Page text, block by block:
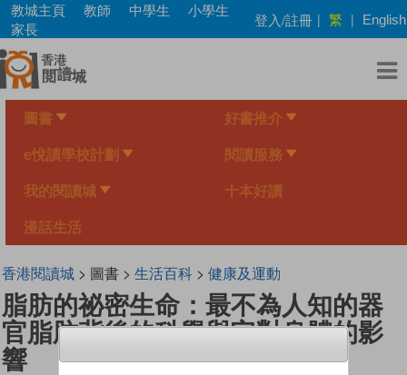
Skip
main
content
教城主頁 教師 中學生
小學生
家長
登入/註冊 | 繁 | English
圖書 好書推介
e悅讀學校計劃 閱讀服務
我的閱讀城 十本好讀
漫話生活
香港閱讀城> 圖書 > 生活百科> 健康及運動
脂肪的祕密生命：最不為人知的器
官脂肪背後的科學與它對身體的影
響